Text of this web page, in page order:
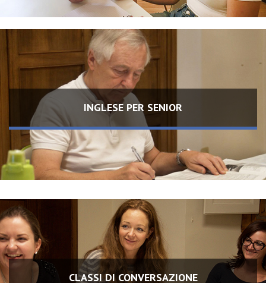
INGLESE PER SENIOR
CLASSI DI CONVERSAZIONE